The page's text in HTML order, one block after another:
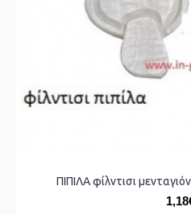
ΠΙΠΙΛΑ φίλντισι